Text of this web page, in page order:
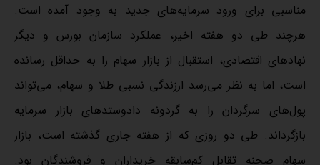
مناسبی برای ورود سرمایه‌‌های جدید به وجود آمده است.
هرچند طی دو هفته اخیر، عملکرد سازمان بورس و دیگر
نهادهای اقتصادی، استقبال از بازار سهام را به حداقل رسانده
است، اما به نظر می‌‌رسد ارزندگی نسبی طلا و سهام، می‌‌تواند
پول‌‌های سرگردان را به گردونه دادوستدهای بازار سرمایه
بازگرداند. طی دو روزی که از هفته جاری گذشته است، بازار
سهام صحنه تقابل کم‌‌سابقه خریداران و فروشندگان بود.